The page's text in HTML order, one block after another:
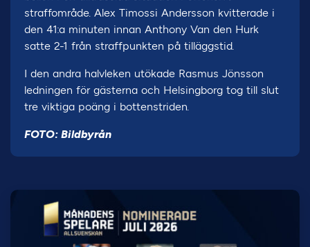
straffområde. Alex Timossi Andersson kvitterade i
den 41:a minuten innan Anthony Van den Hurk
satte 2-1 från straffpunkten på tilläggstid.
I den andra halvleken utökade Rasmus Jönsson
ledningen för gästerna och Helsingborg tog till slut
tre viktiga poäng i bottenstriden.
FOTO: Bildbyrån